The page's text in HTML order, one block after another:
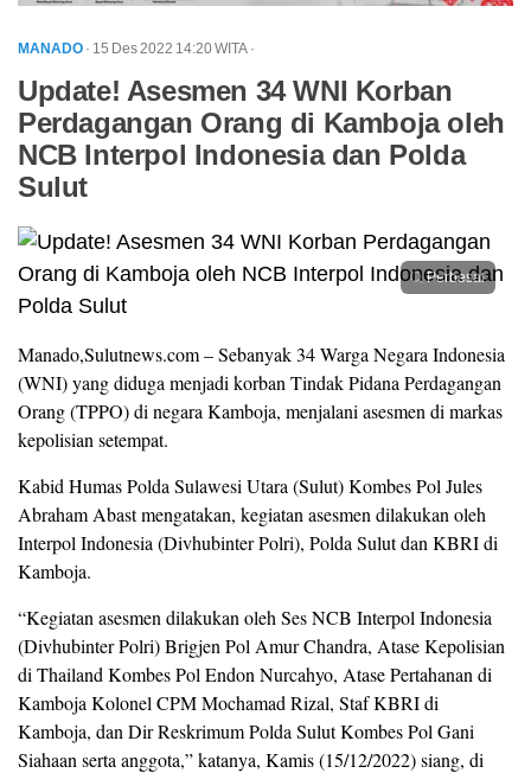
MANADO · 15 Des 2022 14:20WITA ·
Update! Asesmen 34 WNI Korban
Perdagangan Orang di Kamboja oleh
NCB Interpol Indonesia dan Polda
Sulut
Perbesar
Manado,Sulutnews.com – Sebanyak 34 Warga Negara Indonesia
(WNI) yang diduga menjadi korban Tindak Pidana Perdagangan
Orang (TPPO) di negara Kamboja, menjalani asesmen di markas
kepolisian setempat.
Kabid Humas Polda Sulawesi Utara (Sulut) Kombes Pol Jules
Abraham Abast mengatakan, kegiatan asesmen dilakukan oleh
Interpol Indonesia (Divhubinter Polri), Polda Sulut dan KBRI di
Kamboja.
“Kegiatan asesmen dilakukan oleh Ses NCB Interpol Indonesia
(Divhubinter Polri) Brigjen Pol Amur Chandra, Atase Kepolisian
di Thailand Kombes Pol Endon Nurcahyo, Atase Pertahanan di
Kamboja Kolonel CPM Mochamad Rizal, Staf KBRI di
Kamboja, dan Dir Reskrimum Polda Sulut Kombes Pol Gani
Siahaan serta anggota,” katanya, Kamis (15/12/2022) siang, di